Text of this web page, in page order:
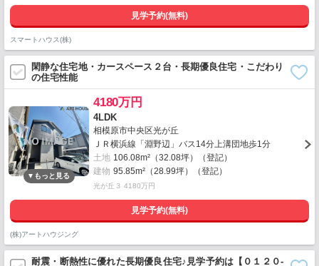
見学予約(無料)
スマートハウス(株)
閑静な住宅地・カースペース２台・長期優良住宅・こだわり
の住宅性能
4180万円
4LDK
相模原市中央区光が丘
ＪＲ横浜線「淵野辺」バス14分上溝団地歩1分
土地 106.08m²（32.08坪）（登記）
建物 95.85m²（28.99坪）（登記）
光が丘３ 4180万円
見学予約(無料)
(株)アートハウジング
耐震・断熱性に優れた長期優良住宅♪見学予約は【０１２０-